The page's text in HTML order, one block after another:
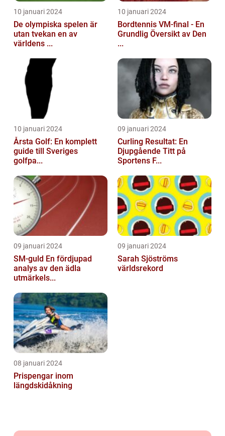
10 januari 2024
De olympiska spelen är
utan tvekan en av
världens ...
10 januari 2024
Bordtennis VM-final - En
Grundlig Översikt av Den
...
10 januari 2024
Årsta Golf: En komplett
guide till Sveriges
golfpa...
09 januari 2024
Curling Resultat: En
Djupgående Titt på
Sportens F...
09 januari 2024
SM-guld En fördjupad
analys av den ädla
utmärkels...
09 januari 2024
Sarah Sjöströms
världsrekord
08 januari 2024
Prispengar inom
längdskidåkning